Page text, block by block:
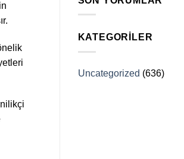
KATEGORILER
Uncategorized (636)